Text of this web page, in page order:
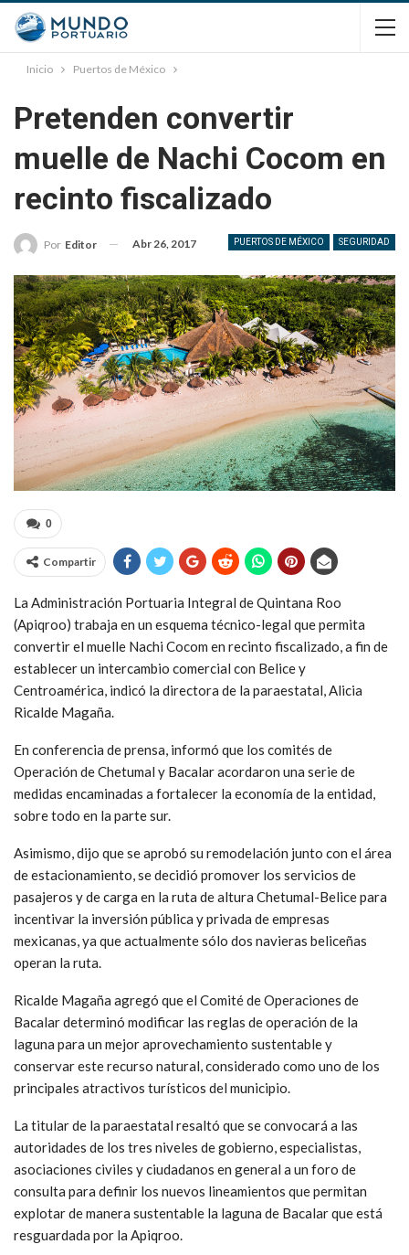
Inicio Puertos de México
Pretenden convertir
muelle de Nachi Cocom en
recinto fiscalizado
PUERTOS DE MÉXICO SEGURIDAD
Por Editor Abr 26, 2017
0
Compartir
La Administración Portuaria Integral de Quintana Roo
(Apiqroo) trabaja en un esquema técnico-legal que permita
convertir el muelle Nachi Cocom en recinto fiscalizado, a fin de
establecer un intercambio comercial con Belice y
Centroamérica, indicó la directora de la paraestatal, Alicia
Ricalde Magaña.
En conferencia de prensa, informó que los comités de
Operación de Chetumal y Bacalar acordaron una serie de
medidas encaminadas a fortalecer la economía de la entidad,
sobre todo en la parte sur.
Asimismo, dijo que se aprobó su remodelación junto con el área
de estacionamiento, se decidió promover los servicios de
pasajeros y de carga en la ruta de altura Chetumal-Belice para
incentivar la inversión pública y privada de empresas
mexicanas, ya que actualmente sólo dos navieras beliceñas
operan la ruta.
Ricalde Magaña agregó que el Comité de Operaciones de
Bacalar determinó modificar las reglas de operación de la
laguna para un mejor aprovechamiento sustentable y
conservar este recurso natural, considerado como uno de los
principales atractivos turísticos del municipio.
La titular de la paraestatal resaltó que se convocará a las
autoridades de los tres niveles de gobierno, especialistas,
asociaciones civiles y ciudadanos en general a un foro de
consulta para definir los nuevos lineamientos que permitan
explotar de manera sustentable la laguna de Bacalar que está
resguardada por la Apiqroo.